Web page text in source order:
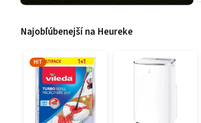
Najobľúbenejší na Heureke
HIT